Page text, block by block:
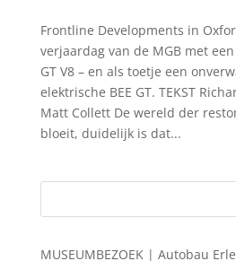
Frontline Developments in
verjaardag van de MGB met
GT V8 – en als toetje een
elektrische BEE GT. TEKST
Matt Collett De wereld der
bloeit, duidelijk is dat...
MUSEUMBEZOEK | Autobau